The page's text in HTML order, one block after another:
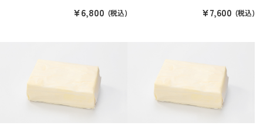
¥6,800 (税込) ¥7,600 (税込)